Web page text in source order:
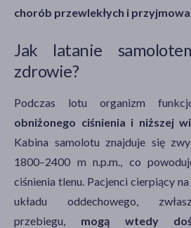
chorób przewlekłych i
Jak latanie
zdrowie?
Podczas lotu organizm
obniżonego ciśnienia i niższej
Kabina samolotu znajduje się
1800–2400 m n.p.m., co
ciśnienia tlenu. Pacjenci cierpiący
układu oddechowego,
przebiegu, mogą wtedy